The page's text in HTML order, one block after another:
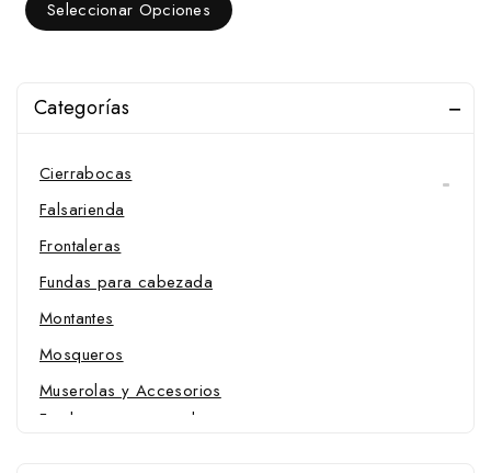
de
Seleccionar Opciones
Categorías
Raid y Biotane
Western
Cierrabocas
Falsarienda
Frontaleras
Fundas para cabezada
Montantes
Mosqueros
Muserolas y Accesorios
Fundas para muserola